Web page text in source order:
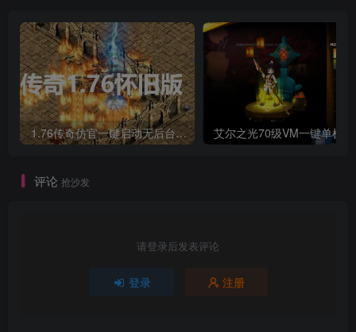
1.76传奇仿官一键启动无后台和辅助究极肝传奇
评论 抢沙发
请登录后发表评论
登录 注册